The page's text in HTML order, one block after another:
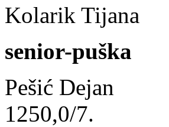
Kolarik
senior-puška
1250,0/7.